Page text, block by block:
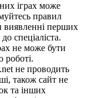
іграх може
правил
виявленні перших
спеціаліста.
не може бути
роботі.
не проводить
також сайт не
та інших